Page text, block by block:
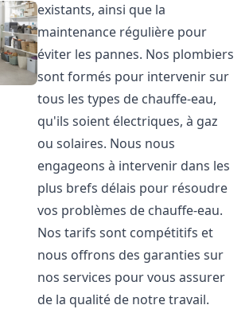
existants, ainsi que la
maintenance régulière pour
éviter les pannes. Nos plombiers
sont formés pour intervenir sur
tous les types de chauffe-eau,
qu'ils soient électriques, à gaz
ou solaires. Nous nous
engageons à intervenir dans les
plus brefs délais pour résoudre
vos problèmes de chauffe-eau.
Nos tarifs sont compétitifs et
nous offrons des garanties sur
nos services pour vous assurer
de la qualité de notre travail.